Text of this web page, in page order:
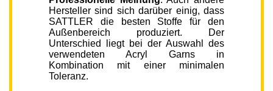
Hersteller sind sich darüber einig, dass
SATTLER die besten Stoffe für den
Außenbereich produziert. Der
Unterschied liegt bei der Auswahl des
verwendeten Acryl Garns in
Kombination mit einer minimalen
Toleranz.